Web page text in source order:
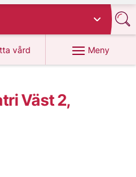
vård
på 1177.se
Meny
Väst 2,